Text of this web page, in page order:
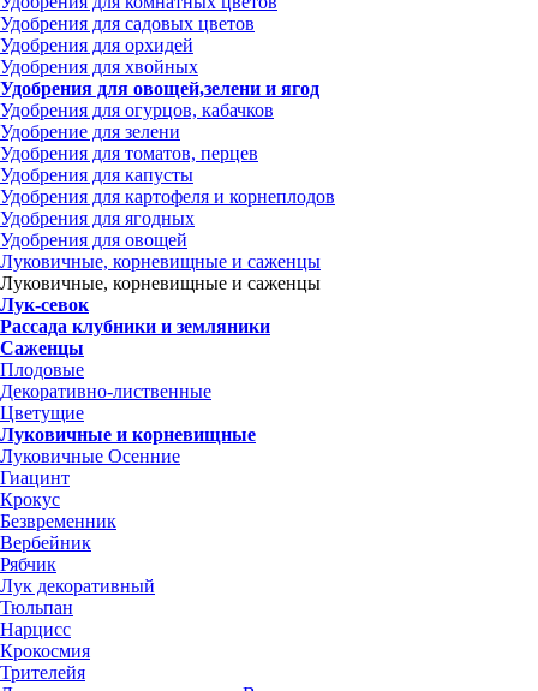
Удобрения для садовых цветов
Удобрения для орхидей
Удобрения для хвойных
Удобрения для овощей,зелени и ягод
Удобрения для огурцов, кабачков
Удобрение для зелени
Удобрения для томатов, перцев
Удобрения для капусты
Удобрения для картофеля и корнеплодов
Удобрения для ягодных
Удобрения для овощей
Луковичные, корневищные и саженцы
Луковичные, корневищные и саженцы
Лук-севок
Рассада клубники и земляники
Саженцы
Плодовые
Декоративно-лиственные
Цветущие
Луковичные и корневищные
Луковичные Осенние
Гиацинт
Крокус
Безвременник
Вербейник
Рябчик
Лук декоративный
Тюльпан
Нарцисс
Крокосмия
Трителейя